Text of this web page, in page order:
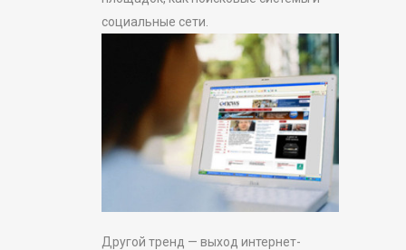
социальные сети.
Другой тренд — выход интернет-